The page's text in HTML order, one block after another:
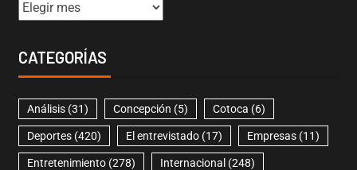
CATEGORÍAS
Análisis(31) Concepción (5) Cotoca (6)
Deportes(420) El entrevistado(17) Empresas(11)
Entretenimiento(278) Internacional (248)